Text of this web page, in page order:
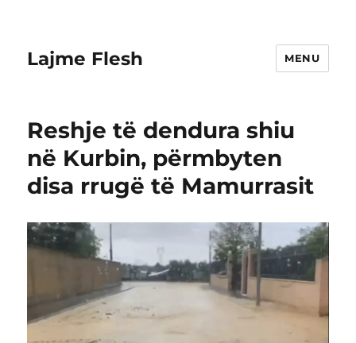
Lajme Flesh MENU
Reshje të dendura shiu
në Kurbin, përmbyten
disa rrugë të Mamurrasit